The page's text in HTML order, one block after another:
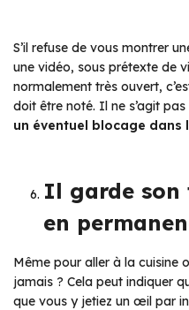
S’il refuse de vous montrer
une vidéo, sous prétexte de
normalement très ouvert,
doit être noté. Il ne s’agit pas
un éventuel blocage dans
Il garde son
en
Même pour aller à la cuisine
jamais ? Cela peut indiquer
que vous y jetiez un œil par